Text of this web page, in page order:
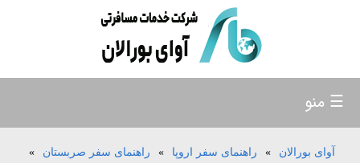
آوای بورالان » راهنمای سفر اروپا » راهنمای سفر صربستان
»
☰ منو